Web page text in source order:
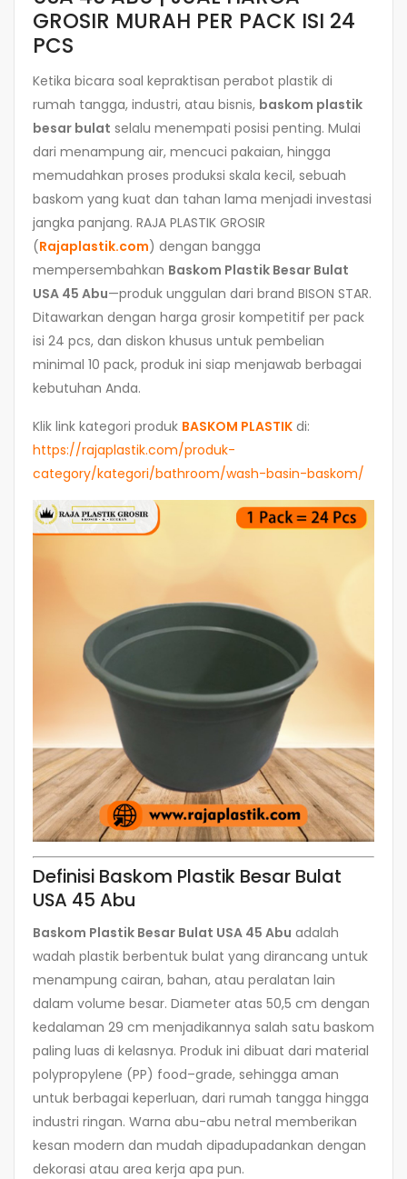
GROSIR MURAH PER PACK ISI 24
PCS
Ketika bicara soal kepraktisan perabot plastik di
rumah tangga, industri, atau bisnis, baskom plastik
besar bulat selalu menempati posisi penting. Mulai
dari menampung air, mencuci pakaian, hingga
memudahkan proses produksi skala kecil, sebuah
baskom yang kuat dan tahan lama menjadi investasi
jangka panjang. RAJA PLASTIK GROSIR
(Rajaplastik.com) dengan bangga
mempersembahkan Baskom Plastik Besar Bulat
USA 45 Abu—produk unggulan dari brand BISON STAR.
Ditawarkan dengan harga grosir kompetitif per pack
isi 24 pcs, dan diskon khusus untuk pembelian
minimal 10 pack, produk ini siap menjawab berbagai
kebutuhan Anda.
Klik link kategori produk BASKOM PLASTIK di:
https://rajaplastik.com/produk-
category/kategori/bathroom/wash-basin-baskom/
Definisi Baskom Plastik Besar Bulat
USA 45 Abu
Baskom Plastik Besar Bulat USA 45 Abu adalah
wadah plastik berbentuk bulat yang dirancang untuk
menampung cairan, bahan, atau peralatan lain
dalam volume besar. Diameter atas 50,5 cm dengan
kedalaman 29 cm menjadikannya salah satu baskom
paling luas di kelasnya. Produk ini dibuat dari material
polypropylene (PP) food–grade, sehingga aman
untuk berbagai keperluan, dari rumah tangga hingga
industri ringan. Warna abu-abu netral memberikan
kesan modern dan mudah dipadupadankan dengan
dekorasi atau area kerja apa pun.